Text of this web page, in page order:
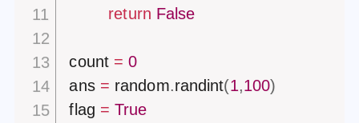
return False
count = 0
ans = random.randint(1,100)
flag = True